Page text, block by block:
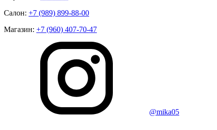
Салон: +7 (989) 899-88-00
Магазин: +7 (960) 407-70-47
@mika05